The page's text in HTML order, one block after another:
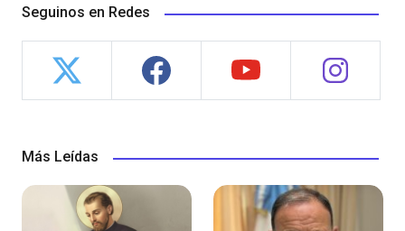
Seguinos en Redes
Más Leídas